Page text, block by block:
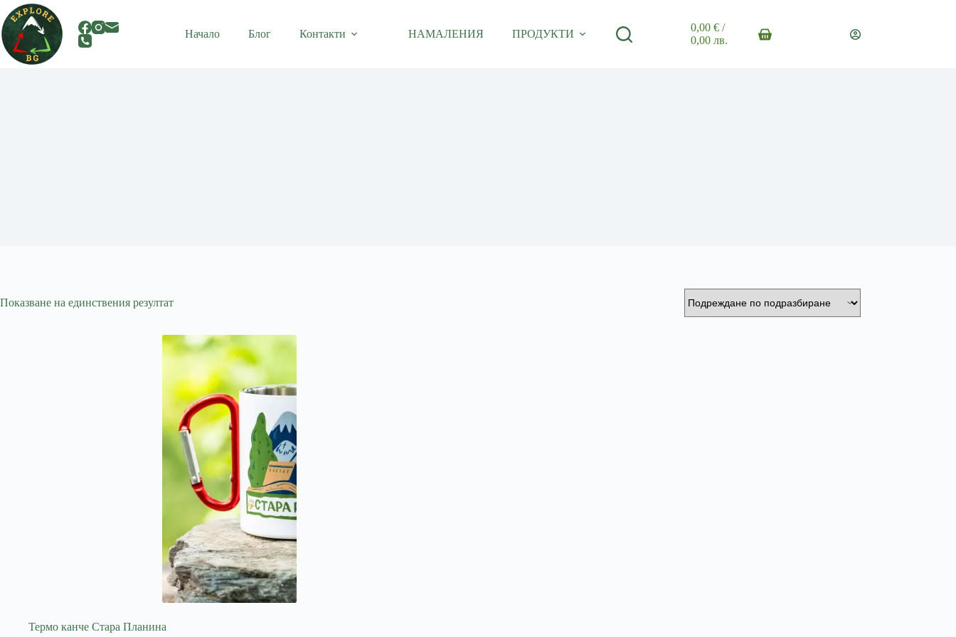
Skip
to
content
Начало Блог Контакти НАМАЛЕНИЯ ПРОДУКТИ
Shopping
0,00 €/
0,00 лв.
Показване на единствения резултат
Термо канче Стара Планина